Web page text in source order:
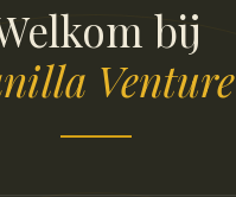
bij
Venture